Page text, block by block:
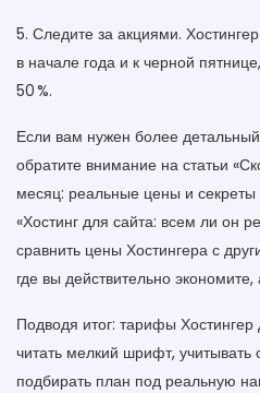
5. Следите за акциями.
в начале года и к черной
50 %.
Если вам нужен более
обратите внимание на статьи
месяц: реальные цены и секреты
«Хостинг для сайта: всем ли он
сравнить цены Хостингера с
где вы действительно
Подводя итог: тарифы
читать мелкий шрифт, учитывать
подбирать план под реальную